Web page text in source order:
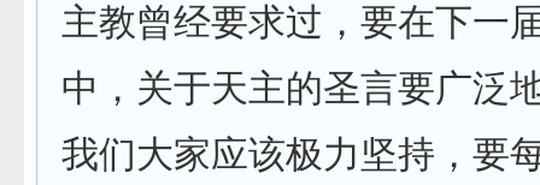
主教曾经要求过，要在下一
中，关于天主的圣言要广泛
我们大家应该极力坚持，要